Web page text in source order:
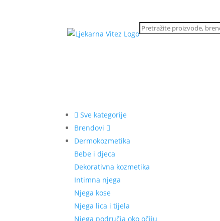
Sve kategorije
Brendovi
Dermokozmetika
Bebe i djeca
Dekorativna kozmetika
Intimna njega
Njega kose
Njega lica i tijela
Njega područja oko očiju